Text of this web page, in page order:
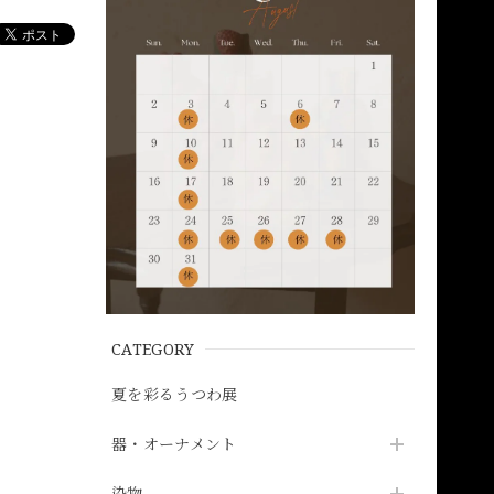
CATEGORY
夏を彩るうつわ展
器・オーナメント